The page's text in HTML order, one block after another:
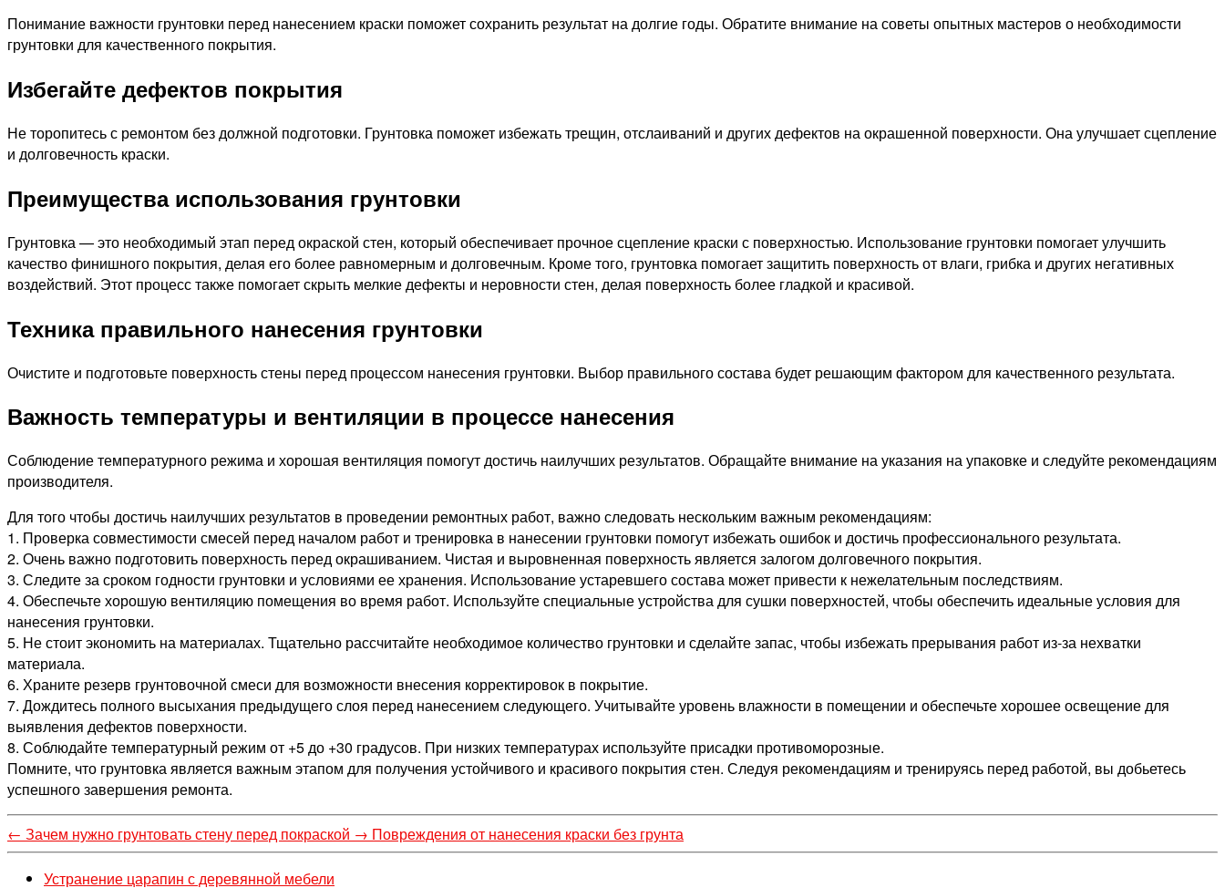
Понимание важности грунтовки перед нанесением краски поможет сохранить результат на долгие годы. Обратите внимание на советы опытных мастеров о необходимости
грунтовки для качественного покрытия.
Избегайте дефектов покрытия
Не торопитесь с ремонтом без должной подготовки. Грунтовка поможет избежать трещин, отслаиваний и других дефектов на окрашенной поверхности. Она улучшает сцепление
и долговечность краски.
Преимущества использования грунтовки
Грунтовка — это необходимый этап перед окраской стен, который обеспечивает прочное сцепление краски с поверхностью. Использование грунтовки помогает улучшить
качество финишного покрытия, делая его более равномерным и долговечным. Кроме того, грунтовка помогает защитить поверхность от влаги, грибка и других негативных
воздействий. Этот процесс также помогает скрыть мелкие дефекты и неровности стен, делая поверхность более гладкой и красивой.
Техника правильного нанесения грунтовки
Очистите и подготовьте поверхность стены перед процессом нанесения грунтовки. Выбор правильного состава будет решающим фактором для качественного результата.
Важность температуры и вентиляции в процессе нанесения
Соблюдение температурного режима и хорошая вентиляция помогут достичь наилучших результатов. Обращайте внимание на указания на упаковке и следуйте рекомендациям
производителя.
Для того чтобы достичь наилучших результатов в проведении ремонтных работ, важно следовать нескольким важным рекомендациям:
1. Проверка совместимости смесей перед началом работ и тренировка в нанесении грунтовки помогут избежать ошибок и достичь профессионального результата.
2. Очень важно подготовить поверхность перед окрашиванием. Чистая и выровненная поверхность является залогом долговечного покрытия.
3. Следите за сроком годности грунтовки и условиями ее хранения. Использование устаревшего состава может привести к нежелательным последствиям.
4. Обеспечьте хорошую вентиляцию помещения во время работ. Используйте специальные устройства для сушки поверхностей, чтобы обеспечить идеальные условия для
нанесения грунтовки.
5. Не стоит экономить на материалах. Тщательно рассчитайте необходимое количество грунтовки и сделайте запас, чтобы избежать прерывания работ из-за нехватки
материала.
6. Храните резерв грунтовочной смеси для возможности внесения корректировок в покрытие.
7. Дождитесь полного высыхания предыдущего слоя перед нанесением следующего. Учитывайте уровень влажности в помещении и обеспечьте хорошее освещение для
выявления дефектов поверхности.
8. Соблюдайте температурный режим от +5 до +30 градусов. При низких температурах используйте присадки противоморозные.
Помните, что грунтовка является важным этапом для получения устойчивого и красивого покрытия стен. Следуя рекомендациям и тренируясь перед работой, вы добьетесь
успешного завершения ремонта.
← Зачем нужно грунтовать стену перед покраской → Повреждения от нанесения краски без грунта
Устранение царапин с деревянной мебели